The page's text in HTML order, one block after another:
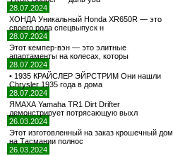
28.07.2024
ХОНДА Уникальный Honda XR650R — это
своего рода спецвыпуск н
28.07.2024
Этот кемпер-вэн — это элитные
апартаменты на колесах, которы
28.07.2024
• 1935 КРАЙСЛЕР ЭЙРСТРИМ Они нашли
Chrysler 1935 года в дома
28.07.2024
ЯМАХА Yamaha TR1 Dirt Drifter
демонстрирует потрясающую выхл
26.03.2024
Этот изготовленный на заказ крошечный дом
на Тасмании полнос
26.03.2024